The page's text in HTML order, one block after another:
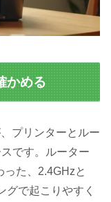
かめる
プリンターとルー
です。ルーター
た、2.4GHzと
グで起こりやすく